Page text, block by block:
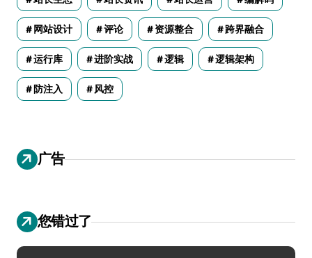
网站设计 评论 资源整合 跨界融合
运行库 进阶实战 逻辑 逻辑架构
防注入 风控
广告
您错过了